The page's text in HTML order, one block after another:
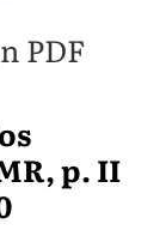
PDF
p. II